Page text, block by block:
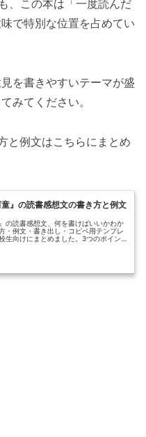
、この本は「一度読んだ
で特別な位置を占めてい
を書きやすいテーマが盛
みてください。
と例文はこちらにまとめ
』の読書感想文の書き方と例文
の読書感想文、何を書けばいいかわか
・例文・書き出し・コピペ用テンプレ
生向けにまとめました。3つのポイン